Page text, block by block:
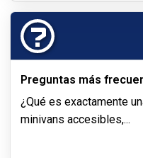
Preguntas más
¿Qué es exactamente
minivans accesibles,...